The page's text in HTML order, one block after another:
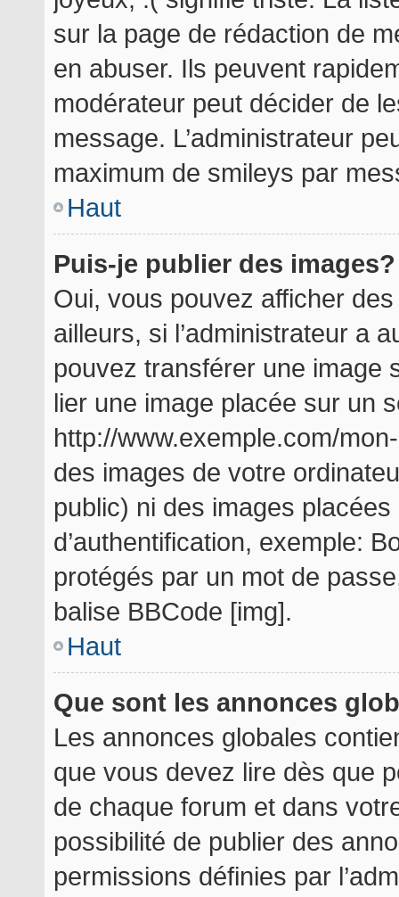
sur la page de rédaction de
en abuser. Ils peuvent
modérateur peut décider de
message. L’administrateur
maximum de smileys par
Haut
Puis-je publier des images?
Oui, vous pouvez afficher
ailleurs, si l’administrateur a
pouvez transférer une image
lier une image placée sur un
http://www.exemple.com/
des images de votre
public) ni des images
d’authentification, exemple:
protégés par un mot de
balise BBCode [img].
Haut
Que sont les annonces
Les annonces globales
que vous devez lire dès que
de chaque forum et dans
possibilité de publier des
permissions définies par